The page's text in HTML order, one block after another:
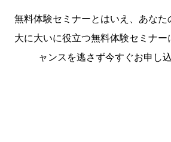
無料体験セミナーとはいえ、あなた
大に大いに役立つ無料体験セミナー
ャンスを逃さず今すぐお申し